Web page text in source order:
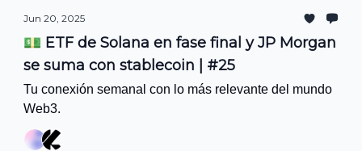
Jun 20, 2025
💵 ETF de Solana en fase final y JP Morgan
se suma con stablecoin | #25
Tu conexión semanal con lo más relevante del mundo
Web3.